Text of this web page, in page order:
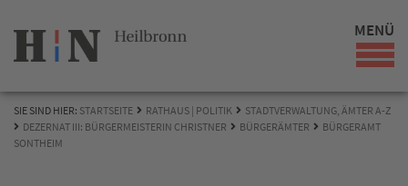
MENÜ
SIE SIND HIER: STARTSEITE RATHAUS | POLITIK
STADTVERWALTUNG, ÄMTER A-Z
DEZERNAT III: BÜRGERMEISTERIN CHRISTNER
BÜRGERÄMTER
BÜRGERAMT
SONTHEIM